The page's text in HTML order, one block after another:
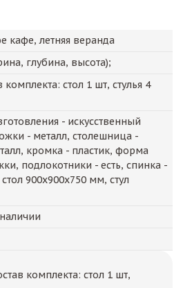
кафе, летняя веранда
глубина, высота);
комплекта: стол 1 шт, стулья 4
- искусственный
- металл, столешница -
кромка - пластик, форма
подлокотники - есть, спинка -
900х900х750 мм, стул
комплекта: стол 1 шт,